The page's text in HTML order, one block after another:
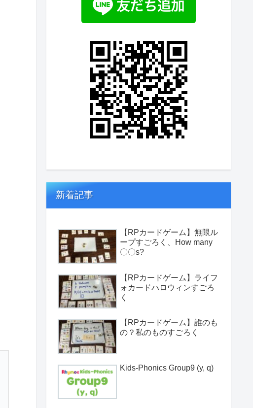
新着記事
【RPカードゲーム】無限ル
ープすごろく、How many
〇〇s?
【RPカードゲーム】ライフ
ォカードハロウィンすごろ
く
【RPカードゲーム】誰のも
の？私のものすごろく
Kids-Phonics Group9 (y, q)